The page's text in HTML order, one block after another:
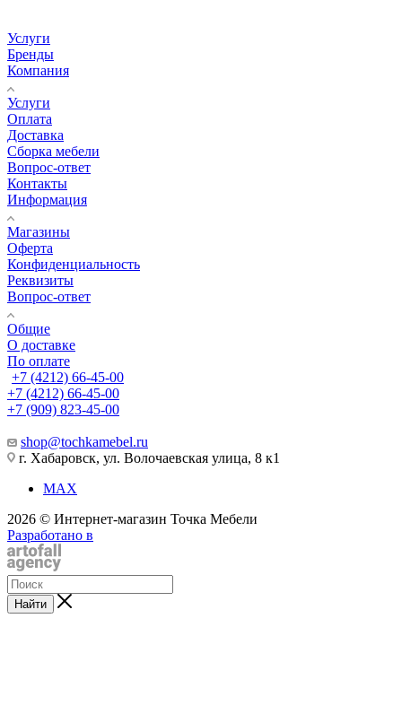
Услуги
Бренды
Компания
Услуги
Оплата
Доставка
Сборка мебели
Вопрос-ответ
Контакты
Информация
Магазины
Оферта
Конфиденциальность
Реквизиты
Вопрос-ответ
Общие
О доставке
По оплате
+7 (4212) 66-45-00
+7 (4212) 66-45-00
+7 (909) 823-45-00
shop@tochkamebel.ru
г. Хабаровск, ул. Волочаевская улица, 8 к1
MAX
2026 © Интернет-магазин Точка Мебели
Разработано в
Найти